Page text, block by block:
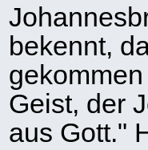
bekennt,
Geist, der
aus Gott."